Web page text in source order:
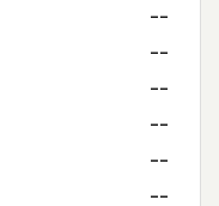
--
--
--
--
--
--